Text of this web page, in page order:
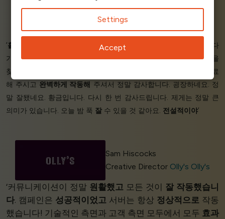
Guram Adamia - Ticketing
Black Sea Arena
‘훌륭합니다.
지난번 인기 프로모션을 Queue-Fair 없이 진행하려다
가 웹사이트가 또다운될까봐 밤잠을 설치기도 했습니다. 솔루션을
찾게 되어 정말
안 되는 시간 내에 이 설정을 완료
해 주시고 완벽하게 작동해 주셔서 정말 감사합니다. 굉장하네요. 정
말 잘됐네요. 황금입니다. 다시 한 번 감사드립니다. 제게는 정말 큰
의미가 있습니다. 오늘 밤 푹 잘 수 있을 것 같아요. 전설적이야’
Sam Hiscocks
Creative Director Olly's Olly's
‘커뮤니케이션이 정말 원활했고 모든 것이 잘 작동했습니
다. 캠페인은 성공적이었고 서버는 항상 정상적으로 작동
했습니다! 기술적인 측면과 고객 측면 모두에서 모두 효과
Settings
Accept